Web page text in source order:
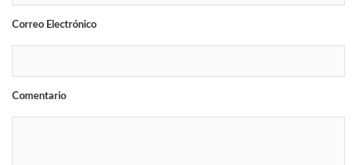
Correo Electrónico
Comentario